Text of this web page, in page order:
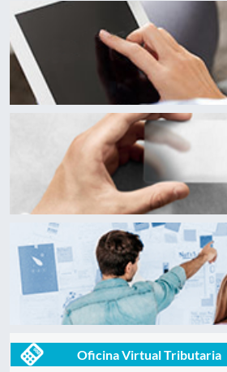
Oficina Virtual Tributaria